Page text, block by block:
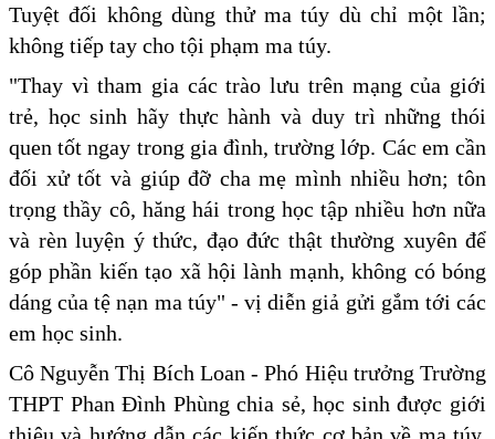
Tuyệt đối không dùng thử ma túy dù chỉ một lần;
không tiếp tay cho tội phạm ma túy.
"Thay vì tham gia các trào lưu trên mạng của giới
trẻ, học sinh hãy thực hành và duy trì những thói
quen tốt ngay trong gia đình, trường lớp. Các em cần
đối xử tốt và giúp đỡ cha mẹ mình nhiều hơn; tôn
trọng thầy cô, hăng hái trong học tập nhiều hơn nữa
và rèn luyện ý thức, đạo đức thật thường xuyên để
góp phần kiến tạo xã hội lành mạnh, không có bóng
dáng của tệ nạn ma túy" - vị diễn giả gửi gắm tới các
em học sinh.
Cô Nguyễn Thị Bích Loan - Phó Hiệu trưởng Trường
THPT Phan Đình Phùng chia sẻ, học sinh được giới